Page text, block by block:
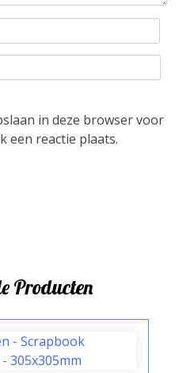
in deze browser voor
een reactie plaats.
Producten